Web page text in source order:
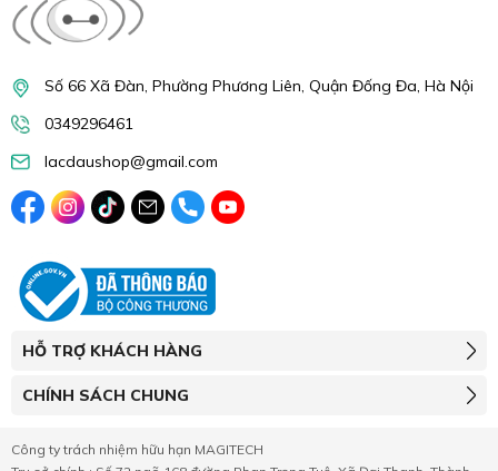
Số 66 Xã Đàn, Phường Phương Liên, Quận Đống Đa, Hà Nội
0349296461
lacdaushop@gmail.com
HỖ TRỢ KHÁCH HÀNG
CHÍNH SÁCH CHUNG
Công ty trách nhiệm hữu hạn MAGITECH